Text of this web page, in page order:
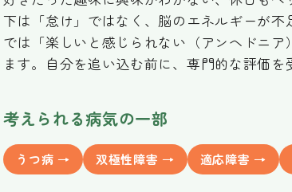
下は「怠け」ではなく、脳のエネルギーが
では「楽しいと感じられない（アンヘドニ
ます。自分を追い込む前に、専門的な評価を
考えられる病気の一部
うつ病 → 双極性障害 → 適応障害 →